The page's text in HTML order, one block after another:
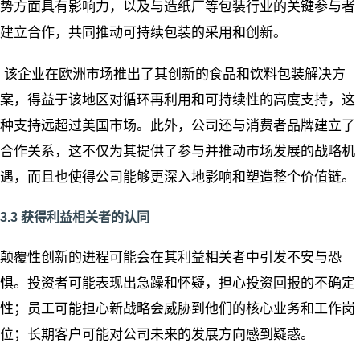
势方面具有影响力，以及与造纸厂等包装行业的关键参与者
建立合作，共同推动可持续包装的采用和创新。
该企业在欧洲市场推出了其创新的食品和饮料包装解决方
案，得益于该地区对循环再利用和可持续性的高度支持，这
种支持远超过美国市场。此外，公司还与消费者品牌建立了
合作关系，这不仅为其提供了参与并推动市场发展的战略机
遇，而且也使得公司能够更深入地影响和塑造整个价值链。
3.3 获得利益相关者的认同
颠覆性创新的进程可能会在其利益相关者中引发不安与恐
惧。投资者可能表现出急躁和怀疑，担心投资回报的不确定
性；员工可能担心新战略会威胁到他们的核心业务和工作岗
位；长期客户可能对公司未来的发展方向感到疑惑。